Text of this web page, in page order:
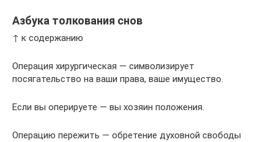
Азбука толкования снов
↑ к содержанию
Операция хирургическая — символизирует
посягательство на ваши права, ваше имущество.
Если вы оперируете — вы хозяин положения.
Операцию пережить — обретение духовной свободы